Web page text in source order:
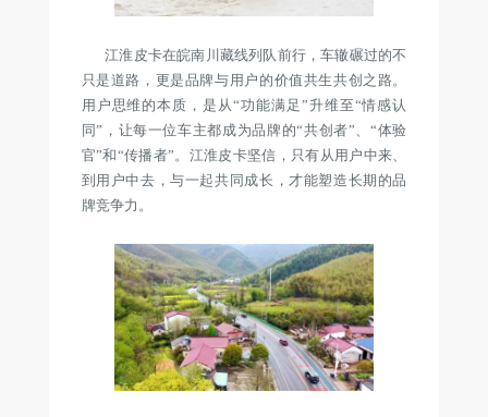
江淮皮卡在皖南川藏线列队前行，车辙碾过的不
只是道路，更是品牌与用户的价值共生共创之路。
用户思维的本质，是从“功能满足”升维至“情感认
同”，让每一位车主都成为品牌的“共创者”、“体验
官”和“传播者”。江淮皮卡坚信，只有从用户中来、
到用户中去，与一起共同成长，才能塑造长期的品
牌竞争力。